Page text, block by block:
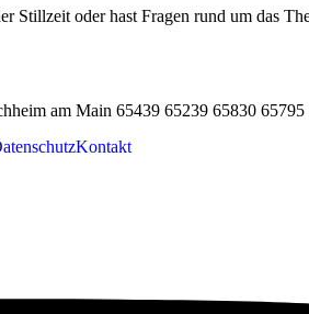
oder hast Fragen rund um das
am Main 65439 65239 65830
Kontakt